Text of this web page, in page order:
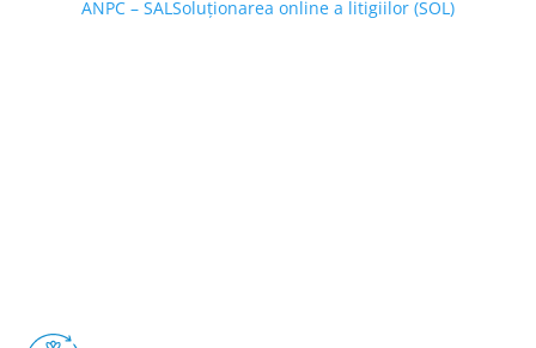
ANPC – SAL Soluționarea online a litigiilor (SOL)